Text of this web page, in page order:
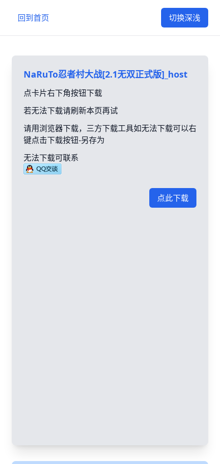
回到首页 切换深浅
NaRuTo忍者村大战[2.1无双正式版]_host
点卡片右下角按钮下载
若无法下载请刷新本页再试
请用浏览器下载，三方下载工具如无法下载可以右
键点击下载按钮-另存为
无法下载可联系
点此下载